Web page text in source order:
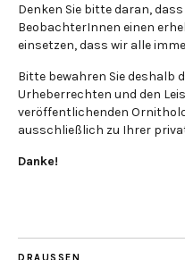
Denken Sie bitte daran,
BeobachterInnen einen
einsetzen, dass wir alle
Bitte bewahren Sie deshalb
Urheberrechten und den
veröffentlichenden
ausschließlich zu Ihrer
Danke!